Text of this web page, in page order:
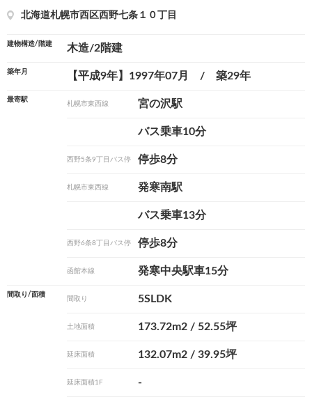
北海道札幌市西区西野七条１０丁目
建物構造/階建 木造/2階建
築年月 【平成9年】1997年07月 / 築29年
最寄駅
札幌市東西線 宮の沢駅
バス乗車10分
西野5条9丁目バス停 停歩8分
札幌市東西線 発寒南駅
バス乗車13分
西野6条8丁目バス停 停歩8分
函館本線 発寒中央駅車15分
間取り/面積
間取り 5SLDK
土地面積 173.72m2 / 52.55坪
延床面積 132.07m2 / 39.95坪
延床面積1F -